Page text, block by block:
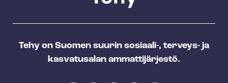
Tehy on Suomen suurin sosiaali-, terveys- ja
kasvatusalan ammattijärjestö.